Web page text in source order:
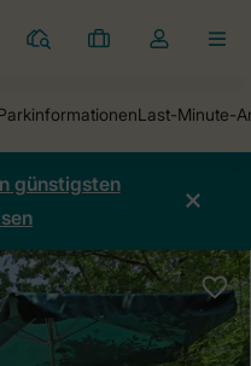
Ferienparks
Meine
Dropdown-
öffnen
günstigsten